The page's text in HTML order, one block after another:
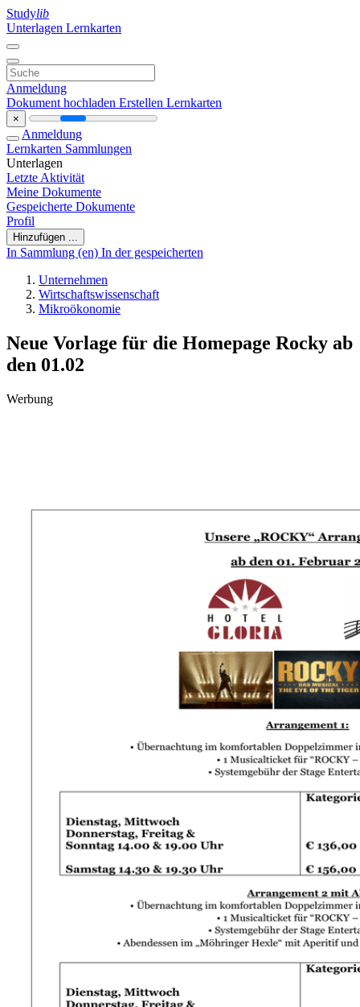
Studylib
Unterlagen Lernkarten
Anmeldung
Dokument hochladen Erstellen Lernkarten
×
Anmeldung
Lernkarten Sammlungen
Unterlagen
Letzte Aktivität
Meine Dokumente
Gespeicherte Dokumente
Profil
Hinzufügen ...
In Sammlung (en) In der gespeicherten
Unternehmen
Wirtschaftswissenschaft
Mikroökonomie
Neue Vorlage für die Homepage Rocky ab
den 01.02
Werbung